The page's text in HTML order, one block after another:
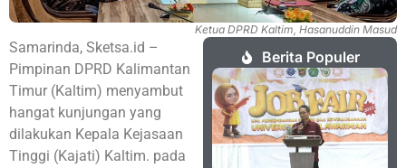
Ketua DPRD Kaltim, Hasanuddin Masud
Samarinda, Sketsa.id –
Pimpinan DPRD Kalimantan
Timur (Kaltim) menyambut
hangat kunjungan yang
dilakukan Kepala Kejasaan
Tinggi (Kajati) Kaltim. pada
Berita Populer